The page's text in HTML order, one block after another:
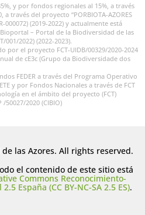
y por fondos regionales al 15%, a través
través del proyecto “PORBIOTA-AZORES
000072) (2019-2022) y actualmente está
– Portal de la Biodiversidad de las
001/2022) (2022-2023).
por el proyecto FCT-UIDB/00329/2020-2024
de cE3c (Grupo da Biodiversidade dos
FEDER a través del Programa Operativo
y por Fondos Nacionales a través de FCT
en el ámbito del proyecto (FCT)
/50027/2020 (CIBIO)
las Azores. All rights reserved.
el contenido de este sitio está
Commons Reconocimiento-
España (CC BY-NC-SA 2.5 ES).